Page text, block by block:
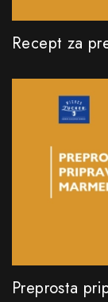
Recept za
Preprosta